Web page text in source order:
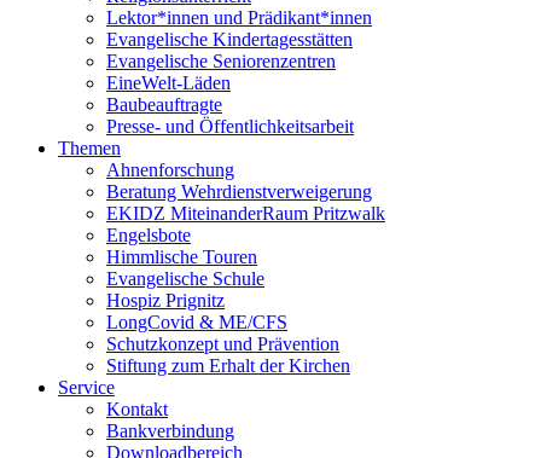
Lektor*innen und Prädikant*innen
Evangelische Kindertagesstätten
Evangelische Seniorenzentren
EineWelt-Läden
Baubeauftragte
Presse- und Öffentlichkeitsarbeit
Themen
Ahnenforschung
Beratung Wehrdienstverweigerung
EKIDZ MiteinanderRaum Pritzwalk
Engelsbote
Himmlische Touren
Evangelische Schule
Hospiz Prignitz
LongCovid & ME/CFS
Schutzkonzept und Prävention
Stiftung zum Erhalt der Kirchen
Service
Kontakt
Bankverbindung
Downloadbereich